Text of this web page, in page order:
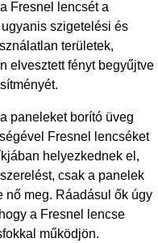
Fresnel lencsét a
szigetelési és
területek,
elvesztett fényt begyűjtve
paneleket borító üveg
Fresnel lencséket
helyezkednek el,
csak a panelek
nő meg. Ráadásul ők úgy
a Fresnel lencse
működjön.